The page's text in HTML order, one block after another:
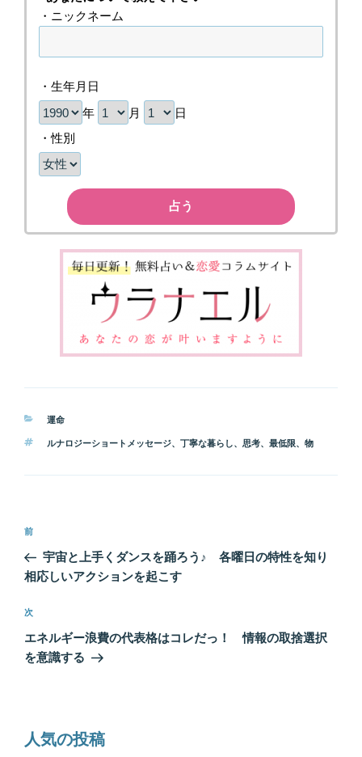
・ニックネーム
・生年月日
年
月
日
・性別
占う
カ
ゴ
ー
運命
タ
ルナロジーショートメッセージ、 丁寧な暮らし、 思考、 最低限、 物
投
ナ
ゲ
ー
シ
前
の
投
前
宇宙と上手くダンスを踊ろう♪ 各曜日の特性を知り
相応しいアクションを起こす
次
の
投
次
エネルギー浪費の代表格はコレだっ！ 情報の取捨選択
を意識する
人気の投稿